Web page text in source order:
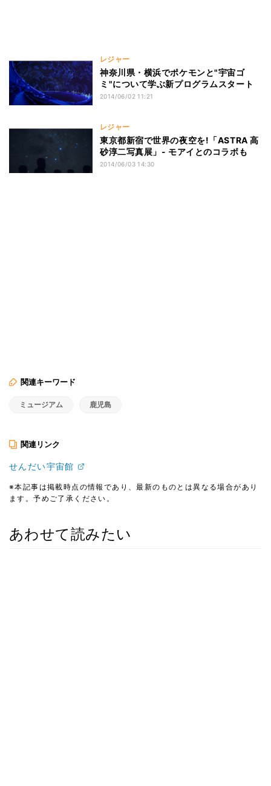
レジャー
神奈川県・横浜でポケモンと"宇宙ゴ
ミ"について学ぶ新プログラムスタート
2014/06/02 11:21
レジャー
東京都新宿で世界の夜空を!「ASTRA 高
砂淳二写真展」- モアイとのコラボも
2014/06/03 14:30
関連キーワード
ミュージアム 鹿児島
関連リンク
せんだい宇宙館
※本記事は掲載時点の情報であり、最新のものとは異なる場合があり
ます。予めご了承ください。
あわせて読みたい